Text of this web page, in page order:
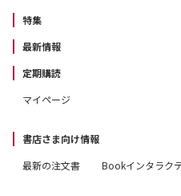
特集
最新情報
定期購読
マイページ
書店さま向け情報
最新の注文書
Bookインタラク